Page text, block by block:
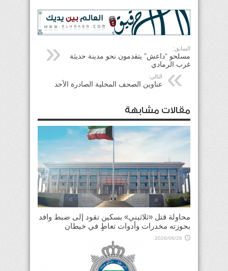
السابق:
مسلحو “داعش” يتقدمون نحو مدينة حديثة
غرب الرمادي
التالي:
عناوين الصحف المحلية الصادرة الأحد
مقالات مشابهة
محاولة قتل «ثلاثيني» بسكين تقود إلى ضبط وافد
بحوزته مخدرات وأدوات تعاطٍ في خيطان
2026/06/26